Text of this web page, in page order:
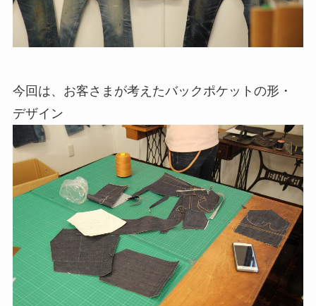
今回は、お客さまが考えたバックポケットの形・
デザイン